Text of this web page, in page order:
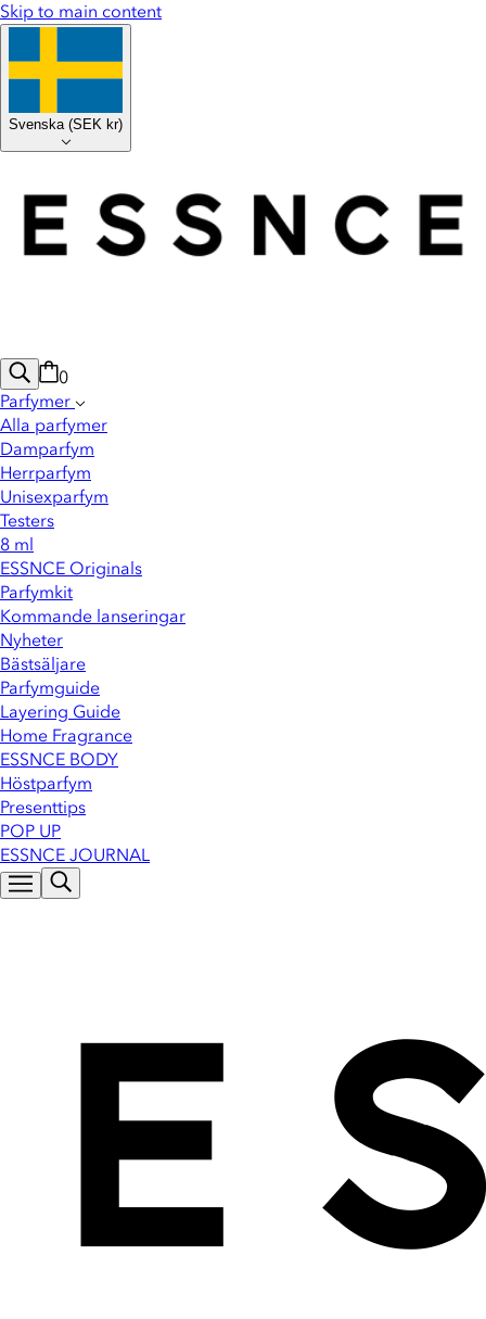
Skip to main content
Svenska (SEK kr)
0
Parfymer
Alla parfymer
Damparfym
Herrparfym
Unisexparfym
Testers
8 ml
ESSNCE Originals
Parfymkit
Kommande lanseringar
Nyheter
Bästsäljare
Parfymguide
Layering Guide
Home Fragrance
ESSNCE BODY
Höstparfym
Presenttips
POP UP
ESSNCE JOURNAL